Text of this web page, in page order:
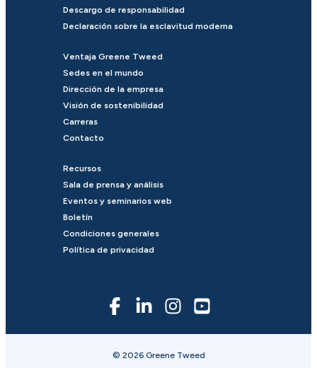
Descargo de responsabilidad
Declaración sobre la esclavitud moderna
Ventaja Greene Tweed
Sedes en el mundo
Dirección de la empresa
Visión de sostenibilidad
Carreras
Contacto
Recursos
Sala de prensa y análisis
Eventos y seminarios web
Boletín
Condiciones generales
Política de privacidad
© 2026 Greene Tweed